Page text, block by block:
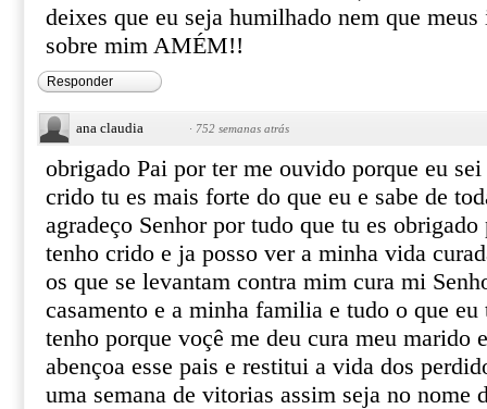
deixes que eu seja humilhado nem que
sobre mim AMÉM!!
Responder
ana claudia · 752 semanas atrás
obrigado Pai por ter me ouvido porque eu
crido tu es mais forte do que eu e sabe de
agradeço Senhor por tudo que tu es
tenho crido e ja posso ver a minha vida
os que se levantam contra mim cura mi
casamento e a minha familia e tudo o que eu
tenho porque voçê me deu cura meu marido
abençoa esse pais e restitui a vida dos
uma semana de vitorias assim seja no nome